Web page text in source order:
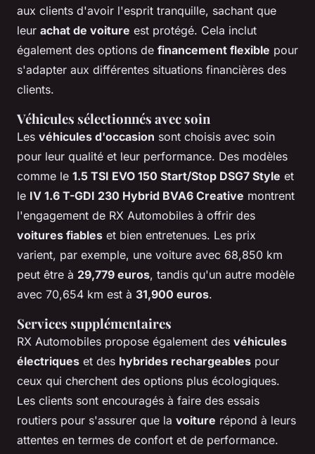
aux clients d'avoir l'esprit tranquille, sachant que
leur achat de voiture est protégé. Cela inclut
également des options de financement flexible pour
s'adapter aux différentes situations financières des
clients.
Véhicules sélectionnés avec soin
Les véhicules d'occasion sont choisis avec soin
pour leur qualité et leur performance. Des modèles
comme le 1.5 TSI EVO 150 Start/Stop DSG7 Style et
le IV 1.6 T-GDI 230 Hybrid BVA6 Creative montrent
l'engagement de RX Automobiles à offrir des
voitures fiables et bien entretenues. Les prix
varient, par exemple, une voiture avec 68,850 km
peut être à 29,779 euros, tandis qu'un autre modèle
avec 70,654 km est à 31,900 euros.
Services supplémentaires
RX Automobiles propose également des véhicules
électriques et des hybrides rechargeables pour
ceux qui cherchent des options plus écologiques.
Les clients sont encouragés à faire des essais
routiers pour s'assurer que la voiture répond à leurs
attentes en termes de confort et de performance.